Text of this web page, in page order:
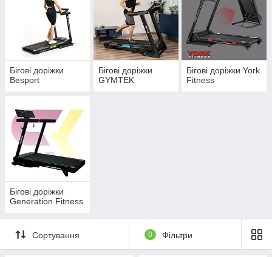
Бігові доріжки
Besport
Бігові доріжки
GYMTEK
Бігові доріжки York
Fitness
Бігові доріжки
Generation Fitness
Сортування 0 Фільтри